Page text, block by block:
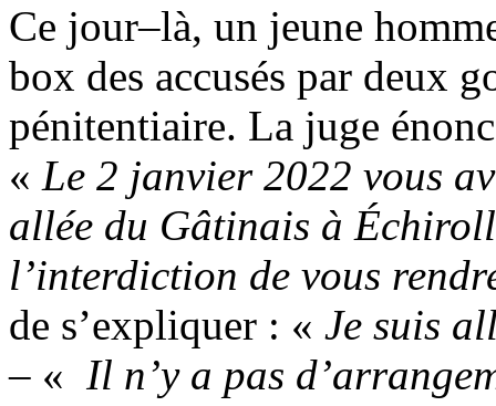
Ce jour–là, un jeune
box des accusés par deux
pénitentiaire. La juge
« Le 2 janvier 2022 vous
allée du Gâtinais à
l’interdiction de vous
de s’expliquer : « Je suis
– « Il n’y a pas